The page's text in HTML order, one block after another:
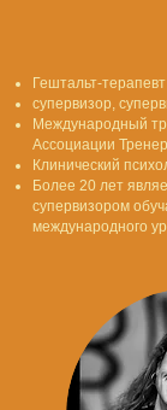
Гештальт-терапевт
супервизор,
Международный
Ассоциации
Клинический
Более 20 лет
супервизором
международного